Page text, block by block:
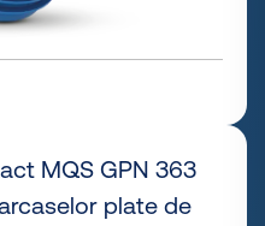
MQS GPN 363
plate de